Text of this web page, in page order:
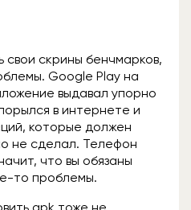
свои скрины бенчмарков,
Google Play на
выдавал упорно
в интернете и
которые должен
не сделал. Телефон
что вы обязаны
то проблемы.